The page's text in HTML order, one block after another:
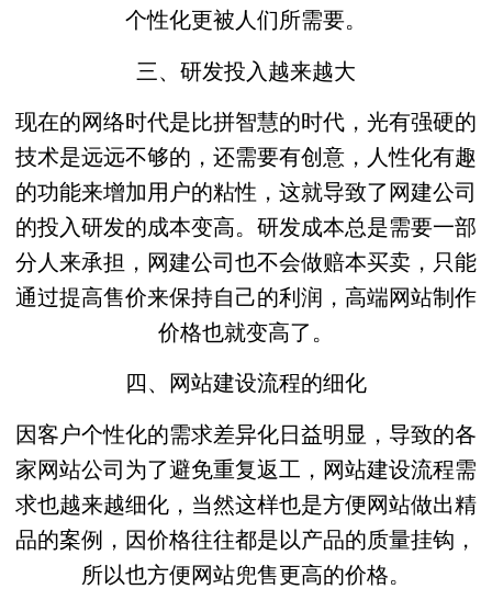
个性化更被人们所需要。
三、研发投入越来越大
现在的网络时代是比拼智慧的时代，光有强硬的
技术是远远不够的，还需要有创意，人性化有趣
的功能来增加用户的粘性，这就导致了网建公司
的投入研发的成本变高。研发成本总是需要一部
分人来承担，网建公司也不会做赔本买卖，只能
通过提高售价来保持自己的利润，高端网站制作
价格也就变高了。
四、网站建设流程的细化
因客户个性化的需求差异化日益明显，导致的各
家网站公司为了避免重复返工，网站建设流程需
求也越来越细化，当然这样也是方便网站做出精
品的案例，因价格往往都是以产品的质量挂钩，
所以也方便网站兜售更高的价格。